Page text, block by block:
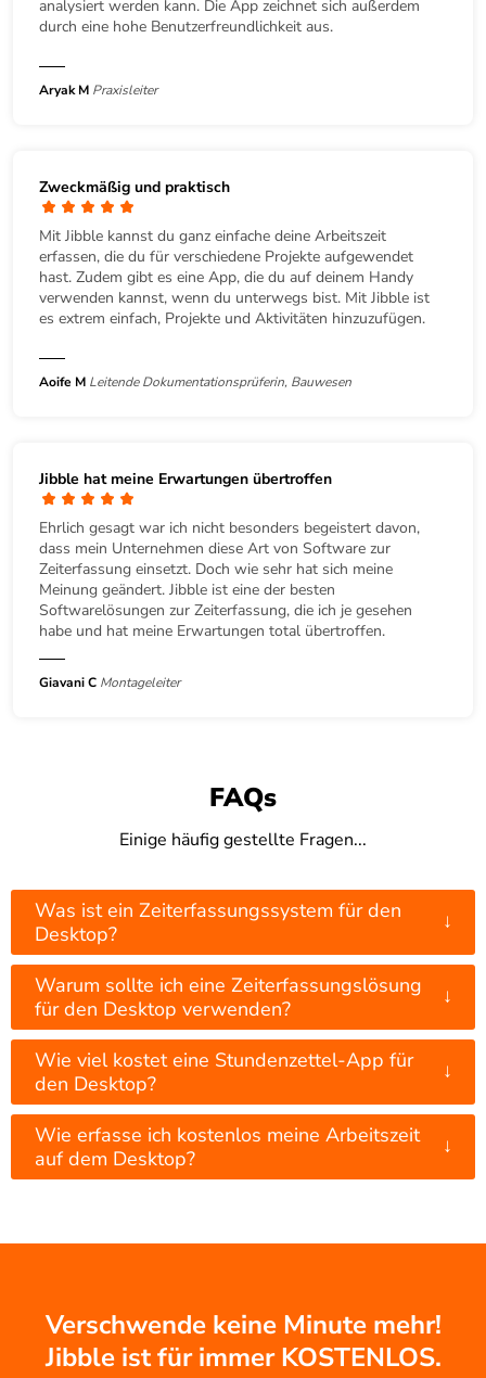
analysiert werden kann. Die App zeichnet sich außerdem
durch eine hohe Benutzerfreundlichkeit aus.
Aryak M Praxisleiter
Zweckmäßig und praktisch
Mit Jibble kannst du ganz einfache deine Arbeitszeit
erfassen, die du für verschiedene Projekte aufgewendet
hast. Zudem gibt es eine App, die du auf deinem Handy
verwenden kannst, wenn du unterwegs bist. Mit Jibble ist
es extrem einfach, Projekte und Aktivitäten hinzuzufügen.
Aoife M Leitende Dokumentationsprüferin, Bauwesen
Jibble hat meine Erwartungen übertroffen
Ehrlich gesagt war ich nicht besonders begeistert davon,
dass mein Unternehmen diese Art von Software zur
Zeiterfassung einsetzt. Doch wie sehr hat sich meine
Meinung geändert. Jibble ist eine der besten
Softwarelösungen zur Zeiterfassung, die ich je gesehen
habe und hat meine Erwartungen total übertroffen.
Giavani C Montageleiter
FAQs
Einige häufig gestellte Fragen...
Was ist ein Zeiterfassungssystem für den
Desktop?
↓
Warum sollte ich eine Zeiterfassungslösung
für den Desktop verwenden?
↓
Wie viel kostet eine Stundenzettel-App für
den Desktop?
↓
Wie erfasse ich kostenlos meine Arbeitszeit
auf dem Desktop?
↓
Verschwende keine Minute mehr!
Jibble ist für immer KOSTENLOS.